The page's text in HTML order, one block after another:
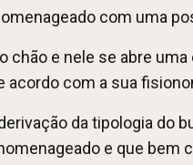
com uma
e nele se abre
com a sua
da tipologia
e que bem